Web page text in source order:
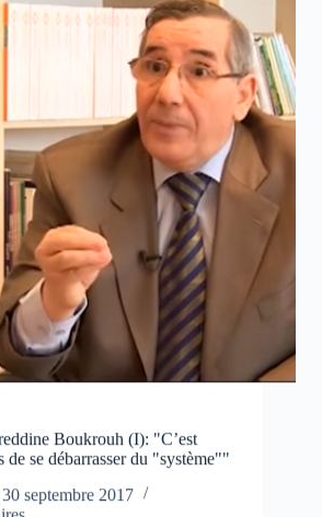
Boukrouh (I): "C’est
de se débarrasser du "système""
30 septembre 2017